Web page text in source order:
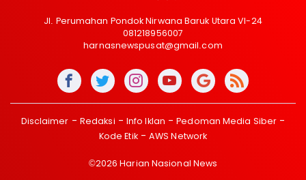
Jl. Perumahan Pondok Nirwana Baruk Utara VI-24
081218956007
harnasnewspusat@gmail.com
Disclaimer Redaksi Info Iklan
Pedoman Media Siber
Kode Etik
AWS Network
©2026 Harian Nasional News